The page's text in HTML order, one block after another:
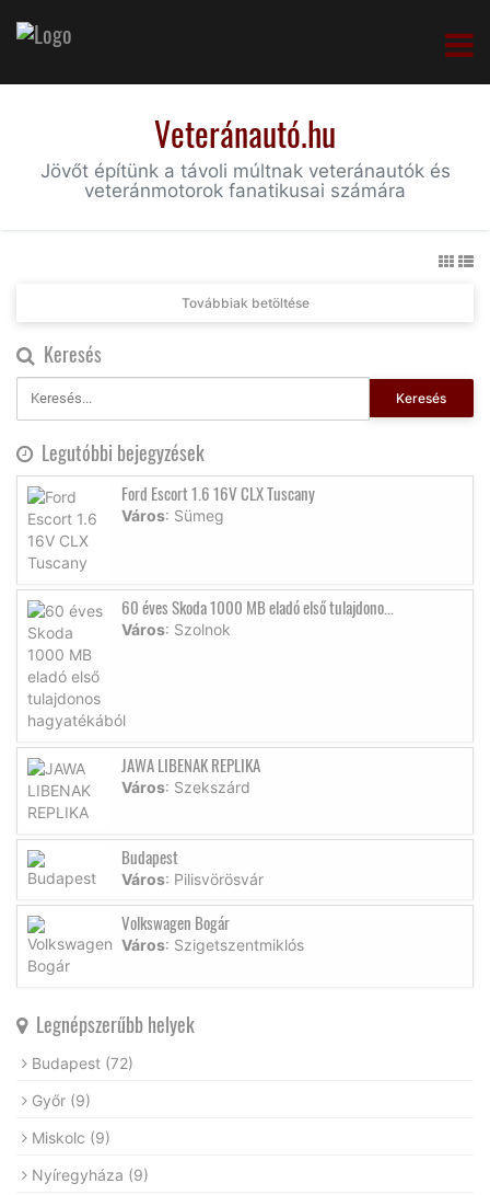
Veteránautó.hu
Jövőt építünk a távoli múltnak veteránautók és
veteránmotorok fanatikusai számára
Továbbiak betöltése
Keresés
Keresés
Legutóbbi bejegyzések
Ford Escort 1.6 16V CLX Tuscany
Város: Sümeg
60 éves Skoda 1000 MB eladó első tulajdono...
Város: Szolnok
JAWA LIBENAK REPLIKA
Város: Szekszárd
Budapest
Város: Pilisvörösvár
Volkswagen Bogár
Város: Szigetszentmiklós
Legnépszerűbb helyek
Budapest (72)
Győr (9)
Miskolc (9)
Nyíregyháza (9)